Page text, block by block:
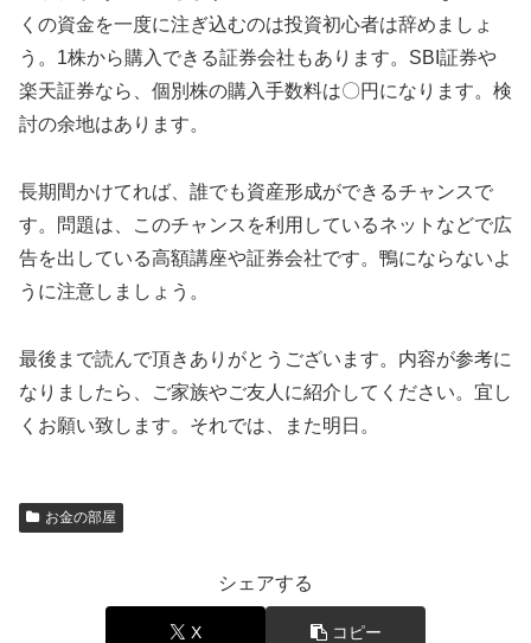
くの資金を一度に注ぎ込むのは投資初心者は辞めましょ
う。1株から購入できる証券会社もあります。SBI証券や
楽天証券なら、個別株の購入手数料は〇円になります。検
討の余地はあります。
長期間かけてれば、誰でも資産形成ができるチャンスで
す。問題は、このチャンスを利用しているネットなどで広
告を出している高額講座や証券会社です。鴨にならないよ
うに注意しましょう。
最後まで読んで頂きありがとうございます。内容が参考に
なりましたら、ご家族やご友人に紹介してください。宜し
くお願い致します。それでは、また明日。
お金の部屋
シェアする
X コピー